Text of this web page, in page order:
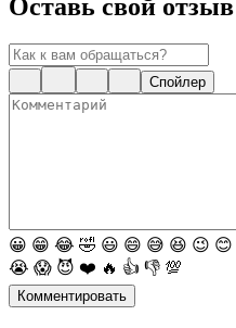
Оставь свой отзыв
Спойлер
😀 😁 😂 🤣 😃 😄 😅 😆 😉 😊
😭 😱 😈 ❤️ 🔥 👍 👎 💯
Комментировать